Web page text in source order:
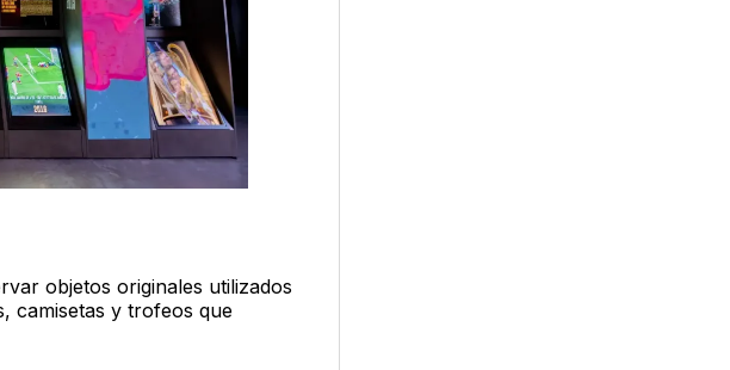
objetos originales utilizados
camisetas y trofeos que